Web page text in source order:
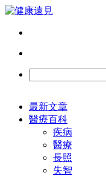
最新文章
醫療百科
疾病
醫療
長照
失智